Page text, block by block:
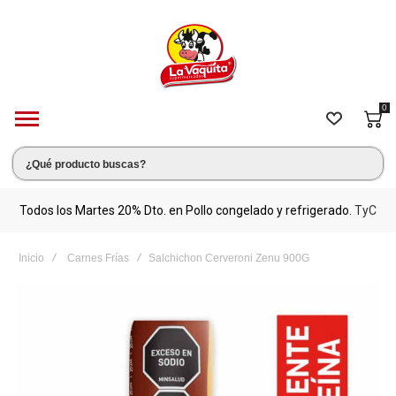
0
Todos los Martes 20% Dto. en Pollo congelado y refrigerado. TyC
Inicio Carnes Frías Salchichon Cerveroni Zenu 900G